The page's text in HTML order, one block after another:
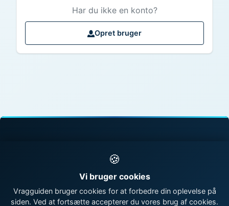
Har du ikke en konto?
Opret bruger
vragdatabase
| Om Vragguiden
🍪
Vi bruger cookies
Vragguiden bruger cookies for at forbedre din oplevelse på
siden. Ved at fortsætte accepterer du vores brug af cookies.